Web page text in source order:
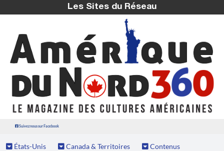
Les Sites du Réseau
Suivez nous sur Facebook
États-Unis Canada & Territoires Contenus